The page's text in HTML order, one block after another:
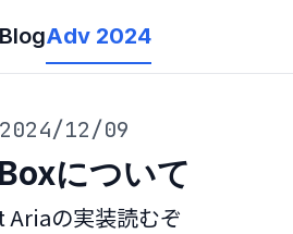
BlogAdv 2024
2024/12/09
について
Ariaの実装読むぞ